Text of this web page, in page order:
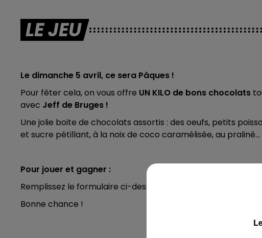
7h00 - 10h00
RDL WEEK-END
LE JEU
Le dimanche 5 avril, ce sera Pâques !
Pour fêter cela, on vous offre UN KILO de bons chocolats
avec Jeff de Bruges !
Une jolie boite de chocolats assortis : des oeufs, petits
et sucre pétillant, à la noix de coco caramélisée, au
Pour jouer et gagner :
Remplissez le formulaire ci-dessous. Vosu serez
Bonne chance !